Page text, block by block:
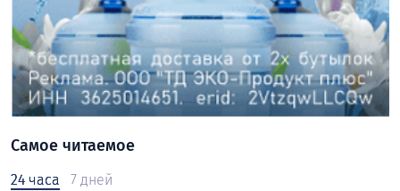
Самое читаемое
24 часа 7 дней